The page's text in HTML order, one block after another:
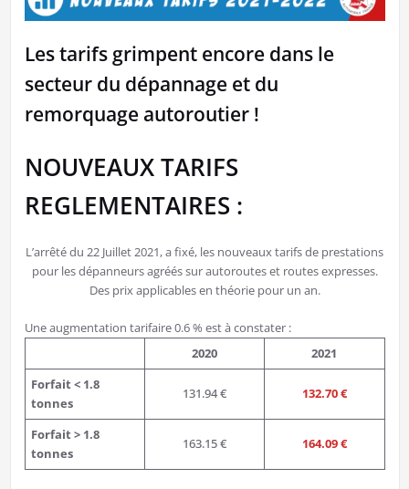
Les tarifs grimpent encore dans le
secteur du dépannage et du
remorquage autoroutier !
NOUVEAUX TARIFS
REGLEMENTAIRES :
L’arrêté du 22 Juillet 2021, a fixé, les nouveaux tarifs de prestations
pour les dépanneurs agréés sur autoroutes et routes expresses.
Des prix applicables en théorie pour un an.
Une augmentation tarifaire 0.6 % est à constater :
2020
2021
Forfait < 1.8
tonnes
131.94 € 132.70 €
Forfait > 1.8
tonnes
163.15 € 164.09 €